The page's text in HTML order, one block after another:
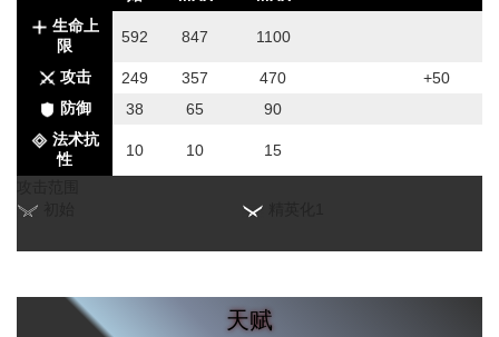
生命上
限
592 847 1100
攻击 249 357 470
+50
防御
38 65
90
法术抗
性
10 10 15
天赋